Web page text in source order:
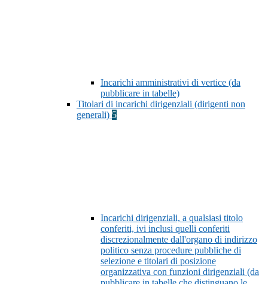
Incarichi amministrativi di vertice (da
pubblicare in tabelle)
Titolari di incarichi dirigenziali (dirigenti non
generali) 5
Incarichi dirigenziali, a qualsiasi titolo
conferiti, ivi inclusi quelli conferiti
discrezionalmente dall'organo di indirizzo
politico senza procedure pubbliche di
selezione e titolari di posizione
organizzativa con funzioni dirigenziali (da